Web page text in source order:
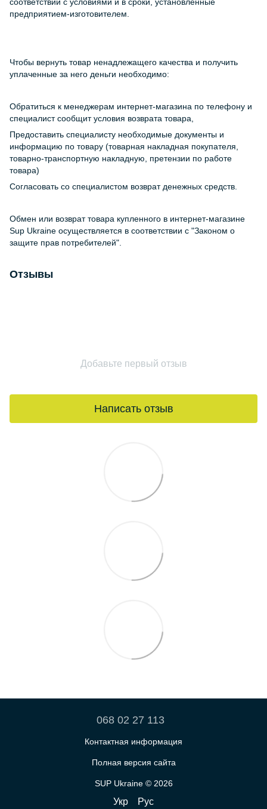
соответствии с условиями и в сроки, установленные
предприятием-изготовителем.
Чтобы вернуть товар ненадлежащего качества и получить
уплаченные за него деньги необходимо:
Обратиться к менеджерам интернет-магазина по телефону и
специалист сообщит условия возврата товара,
Предоставить специалисту необходимые документы и
информацию по товару (товарная накладная покупателя,
товарно-транспортную накладную, претензии по работе
товара)
Согласовать со специалистом возврат денежных средств.
Обмен или возврат товара купленного в интернет-магазине
Sup Ukraine осуществляется в соответствии с "Законом о
защите прав потребителей".
Отзывы
Добавьте первый отзыв
Написать отзыв
068 02 27 113
Контактная информация
Полная версия сайта
SUP Ukraine © 2026
Укр Рус